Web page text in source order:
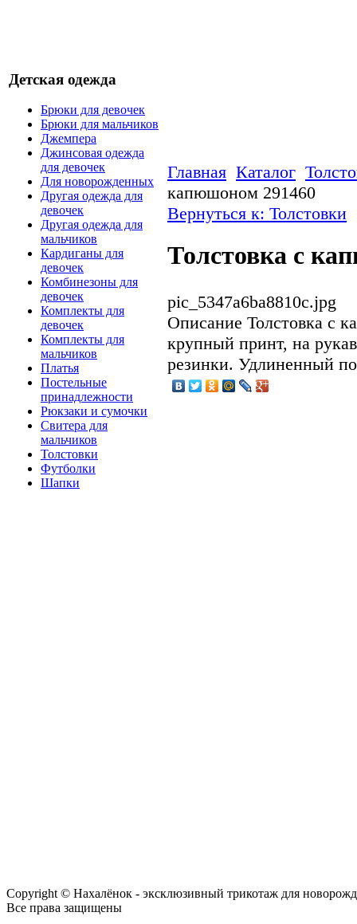
Детская одежда
Брюки для девочек
Брюки для мальчиков
Джемпера
Джинсовая одежда
для девочек
Для новорожденных
Другая одежда для
девочек
Другая одежда для
мальчиков
Кардиганы для
девочек
Комбинезоны для
девочек
Комплекты для
девочек
Комплекты для
мальчиков
Платья
Постельные
принадлежности
Рюкзаки и сумочки
Свитера для
мальчиков
Толстовки
Футболки
Шапки
Главная Каталог
капюшоном 291460
Вернуться к: Толстовки
Толстовка с
pic_5347a6ba8810c.jpg
Описание Толстовка с
крупный принт, на
резинки. Удлиненный
Copyright © Нахалёнок - эксклюзивный трикотаж для
Все права защищены